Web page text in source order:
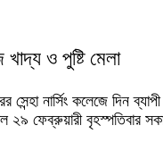
খাদ্য ও পুষ্টি মেলা
সেন্হা নার্সিং কলেজে দিন
২৯ ফেব্রুয়ারী বৃহস্পতিবার